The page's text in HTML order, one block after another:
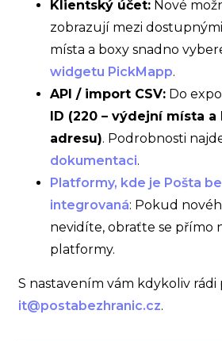
Klientský účet: Nové
zobrazují mezi
místa a boxy snadno
widgetu PickMapp.
API / import CSV: Do
ID (220 – výdejní místa a
adresu). Podrobnosti
dokumentaci.
Platformy, kde je Pošta
integrovaná: Pokud
nevidíte, obraťte se přímo
platformy.
S nastavením vám kdykoliv rádi
it@postabezhranic.cz.